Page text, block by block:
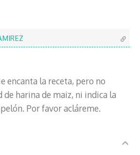
encanta la receta, pero no
de harina de maiz, ni indica la
Por favor acláreme.